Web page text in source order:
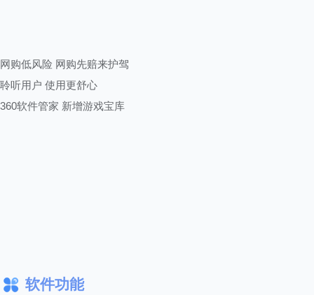
网购低风险 网购先赔来护驾
聆听用户 使用更舒心
360软件管家 新增游戏宝库
软件功能